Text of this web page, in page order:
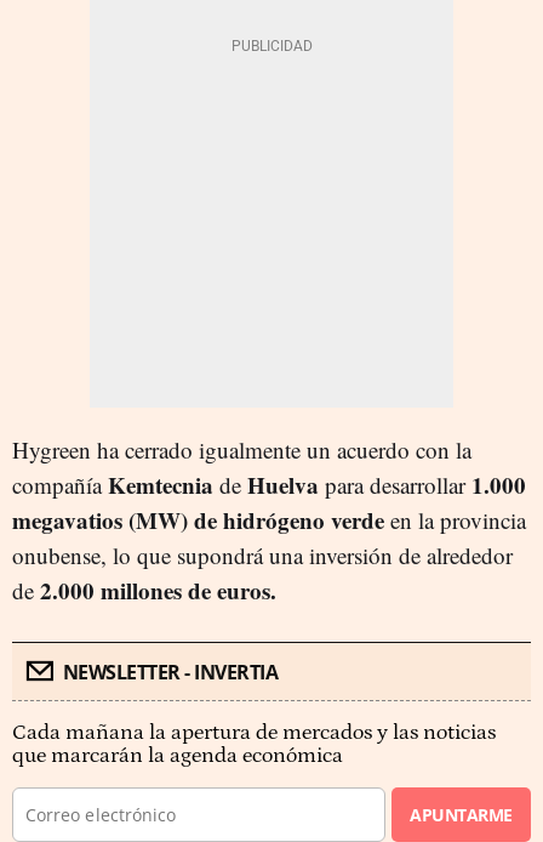
Hygreen ha cerrado igualmente un acuerdo con la
compañíaKemtecnia de Huelva para desarrollar 1.000
megavatios (MW) de hidrógeno verde en la provincia
onubense, lo que supondrá una inversión de alrededor
de 2.000 millones de euros.
NEWSLETTER - INVERTIA
Cada mañana la apertura de mercados y las noticias
que marcarán la agenda económica
APUNTARME